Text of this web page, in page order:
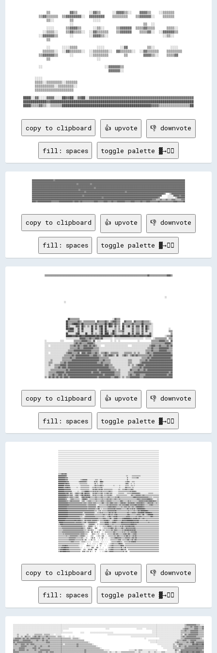
            ▒▒          ▓▓▒▒      ░░▓▓▒▒      ░░▓▓▓▓▒▒░░    ▓▓▓▓▒▒    ░░▒▒▒▒▒▒
        ▒▒▓▓▒▒▒▒▒▒  ▒▒▓▓▓▓▓▓▓▓░░  ▓▓▓▓▓▓▓▓    ▒▒▒▒▒▒▒▒    ▒▒▓▓▓▓▓▓░░    ▒▒▒▒▒▒
            ▒▒░░        ▒▒          ░░░░
                        ░░                                    ▒▒  ░░
            ░░░░      ▒▒▓▓▓▓▒▒      ░░▒▒░░      ▒▒▓▓▓▓▓▓  ▒▒▒▒▓▓▒▒▒▒      ▒▒▒▒░░
          ░░▒▒▒▒░░    ▒▒▓▓▒▒▒▒░░  ░░▓▓▒▒▒▒▒▒    ▒▒▓▓▓▓▓▓    ▒▒▒▒▓▓░░  ░░▓▓▓▓▓▓▒▒
        ░░▓▓▓▓▓▓▒▒      ░░        ░░▓▓▓▓▒▒░░                            ░░▒▒░░
            ▒▒
            ░░      ░░░░▒▒▒▒          ░░░░        ░░▓▓          ▒▒░░        ░░░░
          ▒▒▒▒▒▒░░  ░░▓▓▒▒▒▒▒▒░░  ░░▒▒▒▒▒▒▒▒░░  ▓▓▒▒▒▒▒▒░░  ░░▓▓▒▒▒▒▒▒    ▒▒▒▒▒▒▒▒
        ▒▒▓▓▓▓▓▓▒▒      ░░        ░░▒▒▒▒▒▒▒▒        ▒▒        ▓▓▓▓▒▒░░    ▒▒▒▒▓▓
            ▒▒                        ░░
        ░░                                ░░▓▓▓▓▓▓▒▒
                                            ▓▓▓▓▓▓░░
      ░░░░
      ▒▒▒▒░░▒▒▒▒▒▒▒▒░░▒▒▒▒▒▒
      ▒▒▒▒▒▒▒▒▒▒░░▒▒▒▒▒▒▒▒░░
      ▒▒▒▒▒▒▒▒▒▒▒▒▒▒▒▒▒▒▒▒
████░░▓▓░░░░▓▓▓▓░░░░██▓▓██░░▓▓██░░▓▓▓▓▓▓▓▓▓▓▓▓▓▓▓▓▓▓▓▓▓▓▓▓▓▓▓▓▓▓▓▓▓▓▓▓▓▓▓▓▓▓▓▓▓▓▓▓▓▓▓▓▓▓
████████████▓▓██████████████████████████████████████████████████████████████████████████
copy to clipboard 👍 upvote 👎 downvote
fill: spaces toggle palette ▓→✊🏽
██████████████████████▓▓██████████████████████████████████████████████████████████████████████████████████████████████████████████████████████████████████████
██████████████████████████████████████████████████████████████████████████████████████████████████████████████████████████████████████████████████████████████
██████████████████████████████████████████████▓▓████████████▓▓████████████████████████████████████████████████████████████████████████████████████████████████
██████████████████████████████████████████████████████████████████████████████████████████████████████████████████████████████████████████████████████████████
████████████████████████████████████████████████████████████████▓▓████████████████████████████████████████████████████████████████████████████████████████████
████████████████████████████████████████████████▓▓████████████████████████████████████████████████████████████████████████████████████████████████████████████
██████████████████████████████████████████████████████▓▓████████████████████████████████████████▓▓████████████████████████████████████████████████████████████
████████████████████████████████████████████████████████████████████████████████████████████████████████████████████████████████████████▓▓    ▒▒██████████████
████████████████████████████████████████████████████▓▓████████████████████████████████████████████████████████████████████████████████      ░░░░░░██████▓▓████
████████████████████████████████████████████████████████████████████████▓▓████████████████████████████████████████████████████████▓▓        ░░░░░░  ▒▒████████
████████████████████████████████████████████████████████████████████████████████████████████████████████████████████████████▓▓▓▓▒▒▒▒▓▓▒▒▒▒▓▓▒▒▒▒▓▓▓▓▒▒▒▒▒▒▓▓▓▓
copy to clipboard 👍 upvote 👎 downvote
fill: spaces toggle palette ▓→✊🏽
▒▒▒▒▒▒▒▒▒▒▒▒▒▒▒▒▒▒▒▒▒▒▒▒▒▒▒▒▒▒▒▒▒▒▒▒▒▒▒▒▒▒▒▒▒▒▒▒▒▒▒▒▒▒▒▒▒▒▒▒▒▒▒▒▒▒▒▒▒▒▒▒▒▒▒▒▒▒▒▒▒▒▒▒▒▒▒▒▒▒▒▒▒▒▒▒▒▒▒▒▒▒▒▒▒▒▓▓▒▒▒▒▒▒▒▒▒▒▒▒▒▒▒▒▒▒▓▓▓▓▒▒
                        ██▒▒▒▒▒▒▒▒▒▒                                  ░░▓▓▒▒▒▒
                      ██▒▒▒▒▒▒▒▒▒▒▓▓▒▒░░▒▒▒▒▒▒▒▒▒▒▒▒  ▓▓▒▒▒▒▒▒▓▓▒▒░░▒▒▓▓▓▓▒▒▒▒    ▓▓▒▒▒▒▒▒  ▓▓▒▒▒▒▒▒▓▓▒▒▒▒▒▒░░
                      ██▒▒▒▒▓▓████▓▓▒▒██▒▒▒▒▒▒▒▒▒▒▒▒▓▓▒▒▒▒▒▒▒▒██▒▒██▓▓▒▒▓▓▒▒▒▒  ▓▓▒▒▒▒▒▒▒▒▓▓▒▒▒▒▒▒▒▒██▒▒▒▒▒▒▒▒░░
                      ██▒▒░░░░░░▓▓▓▓░░██▒▒░░▒▒░░██░░▓▓░░▓▓██░░██░░██▓▓░░▓▓░░▒▒  ██░░▒▒██░░▓▓░░▓▓▓▓░░██░░██▒▒░░░░
                      ██▓▓████░░░░▓▓░░██░░░░░░░░██░░▓▓░░▒▒██░░██░░░░░░░░▒▒░░▒▒  ██░░░░░░░░▓▓░░▒▒▒▒░░▓▓░░██▒▒░░░░                ░░
                      ░░▓▓▓▓▓▓░░░░▓▓░░▓▓░░░░░░░░██░░░░░░▒▒██░░██▒▒░░░░██▒▒░░▒▒▒▒▓▓░░░░░░░░▓▓░░▒▒▒▒░░▓▓░░▓▓░░░░░░                ▒▒▒▒
                      ██░░░░░░░░▓▓██░░░░░░██░░░░▓▓░░▒▒░░▒▒██░░████░░▒▒██▒▒░░░░░░▒▒░░░░██░░▓▓░░▓▓▓▓░░▓▓░░░░░░▓▓░░                  ▒▒
                      ██████▓▓▓▓██▓▓██▓▓▓▓██████████▓▓██▓▓██████████▓▓▒▒██▓▓▓▓██████████▓▓▓▓██▓▓▓▓████▓▓▓▓████░░            ░░▒▒▒▒▓▓
                      ░░░░░░░░░░░░░░▓▓▓▓▓▓▒▒▒▒▓▓▒▒▒▒▓▓▓▓▒▒▓▓░░░░░░░░░░  ░░░░░░░░░░░░░░░░░░░░░░░░░░░░░░  ░░░░░░  ░░▒▒▒▒▒▒▒▒▒▒▒▒  ▒▒▒▒
░░              ░░░░          ▒▒▒▒▒▒▒▒▓▓▓▓▓▓▒▒▒▒░░▓▓  ░░░░          ░░  ░░  ░░                  ░░            ▒▒▒▒▒▒▒▒▓▓▓▓▓▓▒▒▒▒  ▓▓
░░░░░░░░░░░░░░░░░░░░░░░░░░░░░░▒▒▓▓▒▒▓▓▒▒▒▒▒▒▓▓▓▓▓▓▒▒░░░░░░░░░░░░░░░░░░░░░░░░░░░░░░░░░░░░░░░░░░░░░░░░░░░░░░░░░░▒▒▒▒▒▒▒▒▒▒▒▒▒▒▓▓▓▓▓▓▒▒
░░░░  ░░░░░░░░░░░░░░░░░░░░▒▒▒▒▓▓▒▒▓▓▒▒▒▒▓▓▓▓▒▒▓▓▒▒▓▓▒▒░░░░    ░░░░░░░░░░░░░░░░░░░░░░░░    ░░░░░░░░░░░░░░░░░░▒▒▓▓▓▓▒▒▒▒▓▓▒▒▒▒▒▒▓▓▒▒▓▓
░░░░░░░░░░░░░░░░░░░░░░░░░░▒▒▒▒▒▒▒▒▓▓▒▒▒▒▓▓▓▓▓▓▓▓▓▓▒▒▒▒▒▒░░░░░░░░░░░░░░░░░░░░░░░░░░░░░░░░░░░░░░░░░░░░░░░░░░▒▒▒▒▓▓▒▒▒▒▒▒▓▓▓▓▓▓▓▓▓▓▒▒▒▒
░░░░░░░░░░░░░░░░░░░░░░░░▒▒▒▒▒▒▓▓▓▓▓▓▓▓▓▓▓▓▓▓▓▓▓▓▒▒▒▒▒▒▒▒░░░░░░░░░░░░░░░░░░░░░░░░░░░░░░░░░░░░░░░░░░░░░░░░▒▒▒▒▒▒▓▓▒▒▒▒▒▒▓▓▓▓▓▓▓▓▒▒▒▒▒▒
░░░░  ░░░░░░░░░░░░░░░░▒▒▓▓▓▓▒▒▒▒▒▒▓▓░░▓▓▓▓▒▒▓▓▓▓▒▒▒▒▓▓▒▒░░▒▒▒▒▓▓▒▒░░▒▒▒▒▒▒▒▒░░░░░░▒▒▒▒▒▒▒▒░░▒▒░░▒▒░░░░░░▒▒▓▓▒▒▒▒▓▓▓▓▓▓▓▓▓▓▓▓▓▓▓▓▓▓▒▒
░░░░░░░░░░░░░░░░░░░░▒▒▒▒▒▒▒▒▓▓▒▒▓▓▓▓▓▓▓▓▓▓▓▓▓▓▒▒▒▒▓▓▓▓▒▒▒▒░░▒▒▓▓▒▒▓▓▓▓▒▒░░▓▓░░░░▒▒▓▓▒▒░░▒▒▓▓▒▒▓▓▒▒▒▒▒▒▒▒▒▒▒▒▓▓▒▒▓▓▓▓▓▓▓▓▓▓▓▓▓▓▓▓▓▓▓▓
░░░░░░░░░░░░░░░░░░▒▒▒▒▒▒▒▒▓▓▒▒▒▒▓▓▓▓▓▓▓▓▓▓▓▓▓▓▓▓▓▓▓▓▓▓▓▓▒▒▒▒▒▒▒▒▒▒░░░░░░░░░░░░░░░░░░░░░░░░░░░░░░░░░░▒▒▒▒▒▒▓▓▒▒▓▓▓▓▓▓▓▓▓▓▓▓▓▓▓▓▓▓▓▓▒▒
░░░░░░▒▒░░░░░░░░░░▒▒▒▒▒▒▒▒▒▒▓▓▓▓▓▓▓▓▓▓▓▓▓▓▓▓▓▓▓▓▓▓▓▓▓▓▓▓▒▒▒▒▓▓▒▒▒▒▒▒░░░░░░░░░░░░░░░░░░▒▒▒▒░░░░░░░░▒▒▒▒▒▒▓▓▒▒▓▓▓▓▓▓▓▓▓▓▓▓▓▓▓▓▓▓▓▓▓▓▓▓
░░░░▒▒▒▒░░░░░░░░▒▒▒▒▓▓▒▒▓▓▓▓▓▓▓▓▓▓▓▓▓▓▓▓▓▓▓▓▓▓▓▓▓▓▓▓▓▓▒▒▒▒▓▓▒▒▒▒▒▒▒▒░░░░░░░░░░░░░░░░░░▒▒▒▒░░░░░░░░▒▒▓▓▓▓▓▓▓▓▓▓▓▓▓▓▓▓▓▓▓▓▓▓▓▓▓▓▓▓▓▓▓▓
░░░░▒▒░░░░▒▒▒▒▒▒▓▓▓▓▓▓▒▒▓▓▓▓▓▓▓▓▓▓▓▓▓▓▓▓▓▓▓▓▓▓▓▓▓▓▓▓▓▓▓▓▓▓▓▓▒▒▓▓▓▓▒▒▒▒░░░░░░░░░░░░░░░░▒▒░░▒▒░░▒▒▓▓▓▓▓▓▒▒▓▓▓▓▓▓▓▓▓▓▓▓▓▓▓▓▓▓▓▓▓▓▓▓▓▓▓▓
░░░░░░░░░░▒▒▒▒▓▓▒▒▓▓▓▓▒▒▓▓▓▓▓▓▓▓▓▓▓▓▓▓▓▓▓▓▓▓▓▓▓▓▓▓▓▓▓▓▓▓▓▓▓▓▓▓▓▓▓▓▒▒▒▒▒▒░░░░░░░░░░░░░░░░░░▒▒▒▒▒▒▒▒▓▓▒▒▓▓▓▓▓▓▓▓▓▓▓▓▓▓▓▓▓▓▓▓▓▓▓▓▓▓▓▓▓▓
░░░░░░▒▒▒▒▒▒▒▒▒▒▒▒▒▒▒▒▓▓▒▒▓▓▓▓▓▓▓▓▓▓▓▓▓▓▓▓▓▓▓▓▓▓▓▓▓▓▓▓▒▒▓▓▓▓▓▓▓▓▓▓▓▓▒▒▒▒▒▒░░▒▒░░░░░░░░░░▓▓▒▒▒▒▒▒▓▓▒▒▒▒▓▓▒▒▓▓▓▓▓▓▓▓▓▓▓▓▓▓▓▓▓▓▓▓▓▓▓▓▓▓
░░░░▒▒▒▒▒▒▒▒▓▓▓▓▓▓▓▓▒▒▓▓▓▓▓▓▓▓▓▓▓▓▓▓▓▓▓▓▓▓▓▓▓▓▓▓▒▒▓▓▓▓▓▓▒▒▓▓▓▓▓▓▓▓▓▓▓▓▓▓▒▒▒▒▒▒░░░░░░░░▒▒▒▒▒▒▓▓▓▓▓▓▓▓▓▓▓▓▓▓▓▓▓▓▓▓▓▓▓▓▓▓▓▓▓▓▓▓▓▓▓▓▒▒▓▓
░░░░▒▒▒▒▓▓▒▒▒▒▓▓▓▓▒▒▓▓▒▒▓▓▓▓▓▓▓▓▓▓▓▓▓▓▓▓▓▓▓▓▓▓▓▓▓▓▓▓▓▓▓▓▓▓▓▓▒▒▓▓▓▓▓▓▓▓▓▓▒▒▒▒▒▒░░░░░░░░▒▒▓▓▒▒▒▒▓▓▓▓▒▒▒▒▒▒▓▓▓▓▓▓▓▓▓▓▓▓▓▓▓▓▓▓▓▓▓▓▒▒▓▓▓▓
copy to clipboard 👍 upvote 👎 downvote
fill: spaces toggle palette ▓→✊🏽
░░░░░░░░░░░░░░░░░░░░░░░░░░░░░░░░░░░░░░░░░░░░░░░░░░░░░░░░░░░░░░░░░░░░░░░░░░░░░░░░░░░░░░░░░░░░░░░░░░░░░░░░░░░░░░░░░░░░░░░░░░░░░░░░░░░░░░░░░░░░░░░░░░░░░░░░░░░░░░░░░░░░░░░░░░░░░░░░░░░░░░░░░░░░░░░░░░░░░░░░░░░░░░░░
░░░░░░░░░░░░░░░░░░░░░░░░░░░░░░░░░░░░░░░░░░░░░░░░░░░░░░░░░░░░░░░░░░░░░░░░░░░░░░░░░░░░░░░░░░░░░░░░░░░░░░░░░░░░░░░░░░░░░░░░░░░░░░░░░░░░░░░░░░░░░░░░░░░░░░░░░░░░░░░░░░░░░░░░░░░░░░░░░░░░░░░░░░░░░░░░░░░░░░░░░░░░░░░░
░░░░░░░░░░░░░░░░░░░░░░░░░░░░░░░░░░░░░░░░░░░░░░░░░░░░░░░░░░░░░░░░░░░░░░░░░░░░░░░░░░░░░░░░░░░░░░░░░░░░░░░░░░░░░░░░░░░░░░░░░░░░░░░░░░░░░░░░░░░░░░░░░░░░░░░░░░░░░░░░░░░░░░░░░░░░░░░░░░░░░░░░░░░░░░░░░░░░░░░░░░░░░░░░
░░░░░░░░░░░░░░░░░░░░░░░░░░░░░░░░░░░░░░░░░░░░░░░░░░░░░░░░░░░░░░░░░░░░░░░░░░░░░░░░░░░░░░░░░░░░░░░░░░░░░░░░░░░░░░░░░░░░░░░░░░░░░░░░░░░░░░░░░░░░░░░░░░░░░░░░░░░░░░░░░░░░░░░░░░░░░░░░░░░░░░░░░░░░░░░░░░░░░░░░░░░░░░░░
░░░░░░░░░░░░░░░░░░░░░░░░░░░░░░░░░░░░░░░░░░░░░░░░░░░░░░░░░░░░░░░░░░░░░░░░░░░░░░░░░░░░░░░░░░░░░░░░░░░░░░░░░░░░░░░░░░░░░░░░░░░░░░░░░░░░░░░░░░░░░░░░░░░░░░░░░░░░░░░░░░░░░░░░░░░░░░░░░░░░░░░░░░░░░░░░░░░░░░░░░░░░░░░░
░░░░░░░░░░░░░░░░░░░░░░░░░░░░░░░░░░░░░░░░░░░░░░░░░░░░░░░░░░░░░░░░░░░░░░░░░░░░░░░░░░░░░░░░░░░░░░░░░░░░░░░░░░░░░░░░░░░░░░░░░░░░░░░░░░░░░░░░░░░░░░░░░░░░░░░░░░░░░░░░░░░░░░░░░░░░░░░░░░░░░░░░░░░░░░░░░░░░░░░░░░░░░░░░
░░░░░░░░░░░░░░░░░░░░░░░░░░░░░░░░░░░░░░░░░░░░░░░░░░░░░░░░░░░░░░░░░░░░░░░░░░░░░░░░░░░░░░░░░░░░░░░░░░░░░░░░░░░░░░░░░░░░░░░░░░░░░░░░░░░░░░░░░░░░░░░░░░░░░░░░░░░░░░░░░░░░░░░░░░░░░░░░░░░░░░░░░░░░░░░░░░░░░░░░░░░░░░░░
░░░░░░░░░░░░░░░░░░░░░░░░░░░░░░░░░░░░░░░░░░░░░░░░░░░░░░░░░░░░░░░░░░░░░░░░░░░░░░░░░░░░░░░░░░░░░░░░░░░░░░░░░░░░░░░░░░░░░░░░░░░░░░░░░░░░░░░░░░░░░░░░░░░░░░░░░░░░░░░░░░░░░░░░░░░░░░░░░░░░░░░░░░░░░░░░░░░░░░░░░░░░░░░░
░░░░░░░░░░░░░░░░░░░░░░░░░░░░░░░░░░░░░░░░░░░░░░░░░░░░░░░░░░░░░░░░░░░░░░░░░░░░░░░░░░░░░░░░░░░░░░░░░░░░░░░░░░░░░░░░░░░░░░░░░░░░░░░░░░░░░░░░░░░░░░░░░░░░░░░░░░░░░░░░░░░░░░░░░░░░░░░░░░░░░░░░░░░░░░░░░░░░░░░░░░░░░░░░
░░░░░░░░░░░░░░░░░░░░░░░░░░░░░░░░░░░░░░░░░░░░░░░░░░░░░░░░░░░░░░░░░░░░░░░░░░░░░░░░░░░░░░░░░░░░░░░░░░░░░░░░░░░░░░░░░░░░░░░░░░░░░░░░░░░░░░░░░░░░░░░░░░░░░░░░░░░░░░░░░░░░░░░░░░░░░░░░░░░░░░░░░░░░░░░░░░░░░░░░░░░░░░░░
░░░░░░░░░░░░░░░░░░░░░░░░░░░░░░░░░░░░░░░░░░░░░░░░░░░░░░░░░░░░░░░░░░░░░░░░░░░░░░░░░░░░░░░░░░░░░░░░░░░░░░░░░░░░░░░░░░░░░░░░░░░░░░░░░░░░░░░░░░░░░░░░░░░░░░░░░░░░░░░░░░░░░░░░░░░░░░░░░░░░░░░░░░░░░░░░░░░░░░░░░░░░░░░░
░░░░░░░░░░░░░░░░░░░░░░░░░░░░░░░░░░░░░░░░░░░░░░░░░░░░░░░░░░░░░░░░░░░░░░░░░░░░░░░░░░░░░░░░░░░░░░░░░░░░░░░░░░░░░░░░░░░░░░░░░░░░░░░░░░░░░░░░░░░░░░░░░░░░░░░░░░░░░░░░░░░░░░░░░░░░░░░░░░░░░░░░░░░░░░░░░░░░░░░░░░░░░░░░
▒▒▒▒▒▒▓▓██▓▓▓▓██▓▓░░░░░░░░░░░░░░░░░░░░░░░░░░░░░░░░░░░░░░░░░░░░░░░░░░░░░░░░░░░░░░░░░░░░░░░░░░░░░░░░░░░░░░░░░░░░░░░░░░░░░░░░░░░░░░░░░░░░░░░░░░░░░░░░░░░░░░░░░░░░░░░░░░░░░░░░░░░░░░░░░░░░░░░░░░░░░░░░░░░░░░░░░░░░░░
████████████████▓▓░░░░░░░░░░░░░░░░░░░░░░░░░░░░░░░░░░░░░░░░░░░░░░░░░░░░░░░░░░░░░░░░░░░░░░░░░░░░░░░░░░░░░░░░░░░░░░░░░░░░░░░░░░░░░░░░░░░░░░░░░░▒▒▒▒░░░░░░░░▒▒▒▒▒▒▒▒▒▒▒▒▒▒▒▒▒▒░░░░░░░░░░░░░░░░░░░░░░░░░░░░░░░░░░░░░░
██████████████▓▓▓▓▓▓░░░░░░░░░░░░░░░░░░░░░░░░░░░░░░░░░░░░░░░░░░░░░░░░░░░░░░░░░░░░░░░░░░░░░░░░░░░░░░░░░░░░░░░░░░░░░░░░░░░░░░░░░░░░░░░░░░░░░░░░░░▓▓░░░░░░░░▒▒▒▒▒▒▒▒▒▒▓▓▓▓░░░░░░░░░░░░░░░░░░░░░░░░░░░░░░░░░░░░░░░░░░
██████████████▓▓▓▓▓▓░░░░░░░░░░░░░░░░░░░░░░░░░░▒▒▒▒▓▓▓▓▓▓▓▓▓▓░░░░░░░░░░░░░░░░▒▒▒▒▒▒░░░░▒▒▒▒░░░░░░░░░░░░░░░░░░░░░░░░░░░░░░░░░░░░░░░░░░░░░░░░░░░░▓▓░░░░░░░░░░░░░░░░░░░░░░░░░░░░░░░░░░░░░░░░░░░░░░░░░░░░░░░░░░░░░░░░
████████████████▓▓▓▓▓▓░░░░░░░░░░░░░░░░░░░░▒▒▓▓▓▓▓▓▓▓▓▓▓▓▓▓▒▒░░░░░░░░░░░░░░▓▓▒▒▓▓▒▒░░░░██████▒▒░░░░░░░░░░░░░░░░░░░░░░░░░░░░░░░░░░░░░░░░░░░░▒▒▒▒▓▓▓▓▒▒░░░░▒▒▒▒▒▒░░░░░░░░░░░░░░░░░░░░░░░░░░░░░░░░░░░░░░░░░░░░░░░░░░
████████████▓▓▓▓██▓▓▓▓▒▒░░░░░░░░░░░░░░░░░░░░▒▒▒▒▒▒▒▒▒▒▒▒▒▒▒▒░░░░░░░░░░░░░░▒▒▓▓░░▒▒░░░░▒▒▒▒▒▒░░░░░░░░░░░░░░░░░░░░░░░░░░░░░░░░░░░░░░░░░░░░░░▒▒▓▓▓▓▒▒░░░░▒▒░░░░▒▒░░░░░░░░░░░░░░░░░░░░░░░░░░░░░░░░░░░░░░░░░░░░░░░░░░
████████████▒▒▓▓▓▓▓▓▓▓▓▓░░░░░░░░░░░░░░░░░░░░░░▒▒▒▒▒▒▒▒▒▒▒▒▒▒▒▒▒▒░░░░░░░░░░▒▒▓▓▒▒▒▒▒▒▒▒▓▓▓▓▒▒▒▒░░░░░░░░░░░░░░░░░░░░▒▒░░░░░░░░░░▒▒░░░░░░░░░░▒▒▒▒▒▒▒▒░░░░▒▒▒▒░░▒▒░░░░░░░░░░░░░░░░░░░░░░░░░░░░░░░░░░░░░░░░░░░░░░░░░░
██████████▓▓▒▒▓▓▓▓██▓▓▓▓▒▒░░░░░░░░░░░░▒▒░░░░░░▒▒▒▒▒▒▒▒▒▒▒▒▒▒▒▒▒▒░░░░░░▒▒▒▒▒▒▓▓▒▒▒▒▒▒▒▒▒▒▓▓▒▒░░░░░░░░░░░░░░░░░░░░░░░░░░░░░░░░░░▒▒░░░░░░░░░░▓▓▓▓▒▒▒▒▒▒▒▒░░▒▒▒▒░░░░░░░░░░░░░░░░░░░░░░░░░░░░░░░░░░░░░░░░░░░░░░░░░░░░
████████████▓▓▓▓▓▓▓▓▓▓▓▓▓▓░░░░░░░░░░░░░░░░░░░░▒▒▒▒▒▒▒▒▒▒▒▒▒▒▒▒▒▒░░░░░░▒▒▓▓▒▒▓▓▓▓▒▒▒▒▓▓▒▒▓▓▓▓░░▒▒▒▒▒▒▒▒▒▒▒▒▒▒▒▒▒▒░░░░░░░░░░░░▒▒▒▒░░░░▒▒▒▒▒▒▓▓▓▓▒▒▒▒▒▒▒▒▓▓▓▓▒▒░░░░░░░░░░░░░░░░░░░░░░░░░░░░░░░░░░░░░░░░░░░░░░░░░░░░
████████████▓▓▓▓▓▓▓▓▓▓▓▓▓▓▓▓░░░░░░░░░░░░▒▒░░░░░░▒▒▒▒▒▒▓▓██████▓▓▒▒▒▒▒▒▒▒▓▓▒▒▓▓▒▒▓▓▒▒▒▒▒▒▓▓▒▒▒▒▒▒▒▒▒▒▒▒▒▒▓▓▓▓▒▒▒▒░░░░░░░░░░░░▒▒▒▒▒▒▒▒▒▒▒▒▒▒▒▒▒▒▒▒▒▒▒▒▓▓▒▒▓▓▓▓▓▓▓▓▒▒░░░░░░░░░░░░░░░░░░░░░░░░░░░░░░░░░░░░░░░░░░░░░░
██████████████▓▓▓▓██▓▓░░▓▓▓▓▒▒░░░░▒▒▓▓▓▓▓▓▒▒▒▒▒▒████░░████▓▓▓▓▓▓▒▒░░░░▒▒▓▓▒▒▓▓▓▓▒▒▒▒▒▒▒▒▓▓▓▓░░▒▒▒▒▒▒▓▓▓▓▒▒▒▒▓▓▒▒░░░░░░░░░░░░▒▒▒▒▒▒▒▒▒▒▒▒░░░░░░▒▒▒▒▒▒▒▒▒▒▓▓▓▓▓▓▓▓▓▓▓▓▓▓▓▓▒▒░░░░░░░░░░░░░░░░▒▒▒▒▒▒▒▒▒▒░░░░░░░░░░░░
████████████████▓▓▓▓▓▓▒▒▓▓▓▓▓▓░░░░▒▒▓▓▓▓▓▓░░▒▒▒▒████▒▒████▓▓██▓▓▓▓░░░░▒▒▓▓▒▒▓▓▒▒▒▒▒▒▒▒▒▒▓▓▓▓░░▒▒▒▒▒▒▒▒▓▓▒▒▓▓▓▓▒▒░░░░░░░░▒▒▒▒▒▒▒▒▒▒▒▒▒▒▒▒▒▒▒▒▒▒░░░░░░░░▓▓▓▓▒▒▒▒▒▒▓▓▓▓▓▓▓▓▓▓▒▒▒▒▓▓▓▓▒▒▒▒▒▒▒▒▒▒▒▒▒▒▒▒▒▒▒▒▒▒▒▒▒▒▒▒▒▒
████████████████▓▓▓▓▒▒▒▒▓▓▓▓▓▓▒▒▒▒▒▒▓▓▓▓▓▓░░░░░░▓▓████▓▓▓▓██▓▓████▒▒▒▒▒▒▒▒▒▒▓▓▓▓▒▒▒▒▒▒▒▒▓▓▓▓▒▒▒▒▒▒▒▒▒▒▓▓▓▓▒▒▒▒▒▒▒▒▒▒▒▒▓▓▒▒▓▓██▒▒▒▒▒▒▒▒▒▒▒▒▒▒▒▒▒▒▒▒▒▒▒▒▒▒▒▒▓▓████▓▓▓▓▓▓▓▓▓▓▓▓▓▓▓▓▓▓▓▓▓▓▓▓▓▓▒▒▒▒▒▒▒▒░░▒▒▒▒▒▒▒▒▒▒▒▒
██████████████▓▓▓▓░░░░░░▒▒▓▓▓▓▓▓▒▒▒▒▒▒▒▒▒▒▒▒░░░░▒▒████████▓▓▒▒░░▒▒▒▒▒▒▒▒▒▒▒▒▓▓▓▓▒▒▒▒▒▒▒▒▒▒▓▓▒▒▒▒▒▒▒▒▓▓▓▓▒▒▓▓▓▓▒▒▒▒▒▒▓▓▓▓▒▒▒▒▒▒▓▓▒▒▒▒▒▒▒▒▒▒▒▒▒▒▒▒▒▒▒▒▒▒▒▒▒▒▒▒▒▒▒▒▒▒▓▓██▓▓▓▓▒▒▓▓▓▓▓▓▓▓▓▓▓▓██████▓▓▓▓▒▒░░░░░░░░▒▒▒▒
████████████████▓▓▓▓▒▒▒▒▓▓██▓▓▓▓▓▓▓▓▓▓▓▓▓▓▓▓░░░░▒▒▓▓▓▓▒▒░░▒▒▒▒▓▓▓▓▓▓▒▒▒▒▒▒▒▒▒▒▓▓▒▒▒▒▒▒▒▒▓▓▓▓▓▓▒▒▒▒▒▒▓▓▓▓▓▓▓▓▓▓▒▒▒▒▒▒▒▒▒▒▒▒▒▒▒▒▒▒████▓▓▒▒▒▒▒▒▒▒▒▒██▒▒▓▓▒▒▒▒▒▒▒▒▒▒▒▒▒▒▒▒▓▓██▓▓██▓▓▓▓▓▓▓▓██▓▓▓▓██████▓▓██▓▓▓▓▒▒▒▒▒▒
████████████████████▓▓▓▓▓▓▓▓▓▓▓▓▓▓▓▓▓▓▓▓▓▓▓▓▓▓▓▓▓▓▒▒▓▓▓▓▓▓▒▒▒▒▓▓▓▓▓▓▓▓▒▒▓▓▓▓▓▓▒▒▒▒▒▒▒▒▒▒▒▒████▒▒▒▒▒▒▓▓▓▓▒▒▓▓████▓▓▒▒▓▓▓▓▓▓▒▒▒▒▒▒▓▓████▓▓██▓▓▒▒▒▒██▓▓▓▓██▓▓██▓▓▒▒▒▒██▓▓██▓▓████▓▓▓▓▒▒▒▒▒▒▓▓██▓▓▓▓▓▓██▒▒▒▒▒▒▓▓▒▒▒▒
██████████████████████▓▓▓▓▓▓▓▓▓▓▓▓▓▓▓▓▓▓▓▓▓▓▓▓▓▓▓▓▓▓▓▓▓▓▓▓▒▒▒▒▓▓▓▓▓▓▓▓▓▓▓▓▓▓▓▓░░░░░░▒▒▒▒▒▒▒▒▒▒▒▒▒▒▒▒▓▓▓▓▒▒██▓▓▓▓▓▓▓▓▓▓▓▓▓▓▒▒▒▒▓▓▓▓▒▒▓▓▓▓▓▓▓▓██████▒▒▓▓▓▓▓▓▓▓▓▓████▓▓▓▓██▓▓████▓▓▓▓▒▒▒▒▒▒▒▒▒▒▓▓▓▓██▓▓▒▒▒▒▒▒▒▒▒▒▒▒
██████████████████▓▓▓▓▓▓▓▓▓▓▓▓▓▓▓▓▓▓▓▓▓▓▓▓▓▓▓▓▓▓▓▓▓▓▓▓▓▓▓▓▓▓▒▒▓▓▓▓▓▓▓▓▓▓▓▓▓▓▓▓░░▒▒██▓▓▒▒▒▒▒▒▒▒▒▒▒▒▒▒▒▒▓▓▓▓██▓▓▓▓▓▓██▓▓▓▓▒▒▒▒▒▒▒▒▒▒▓▓▒▒▒▒▓▓▓▓▓▓▒▒▓▓▓▓▒▒▒▒▓▓▓▓▒▒▒▒▓▓████████████▓▓▓▓▒▒▒▒▒▒▒▒▒▒▒▒▒▒▒▒▒▒▒▒▒▒▒▒▒▒▒▒▒▒
██████████████████▓▓▓▓▓▓▓▓▓▓▓▓▓▓▓▓▓▓▓▓▓▓▓▓▓▓▓▓▓▓▓▓▓▓▓▓▓▓▓▓▓▓▒▒▓▓▓▓▓▓▓▓▓▓▓▓▓▓▒▒▒▒▒▒██▓▓░░▒▒░░▒▒▒▒▒▒▒▒▒▒▓▓▓▓▓▓▓▓▓▓▓▓▓▓██▒▒▓▓▓▓▓▓▓▓▓▓▒▒▒▒▒▒▒▒▒▒▒▒██▓▓▒▒▓▓▒▒██▒▒██▒▒▒▒▓▓██████████████▓▓▒▒▒▒▒▒▒▒▒▒▒▒▒▒▒▒▒▒▒▒▒▒▒▒▒▒▒▒
████████████████████▓▓▓▓▓▓▓▓▓▓▓▓▓▓▓▓▓▓▓▓▓▓▓▓▓▓▓▓▓▓▓▓▓▓▓▓▓▓▓▓▓▓▓▓▓▓▓▓▓▓▓▓▓▓▒▒▒▒▒▒░░▒▒▒▒▓▓░░▒▒▒▒▒▒▒▒▒▒▒▒▓▓▓▓▓▓▓▓▓▓▓▓▓▓▓▓██▒▒▒▒▒▒▒▒▒▒▒▒▒▒▒▒▒▒▒▒▒▒▒▒▓▓▒▒▒▒▒▒▒▒▒▒▓▓▒▒▒▒▒▒▓▓██▒▒██████████████▓▓▒▒▒▒▒▒▒▒▒▒▒▒▒▒▒▒▒▒▒▒▒▒
████████████████████▓▓▓▓▓▓▓▓▓▓▓▓▓▓▓▓▓▓▓▓▓▓▓▓▓▓▓▓▓▓▒▒░░▓▓▓▓▓▓▓▓▓▓▓▓▓▓▓▓▓▓▓▓▒▒░░░░▒▒▒▒▒▒▓▓▒▒▓▓▒▒▒▒▒▒▒▒▒▒▒▒▓▓██▒▒▓▓▓▓▒▒▓▓██▒▒▒▒▒▒▒▒▒▒▒▒▒▒▒▒▒▒▒▒▒▒▓▓▓▓▒▒▒▒▒▒▓▓▓▓▓▓▓▓▒▒▒▒▓▓██▓▓████████▒▒██████████▓▓▓▓▒▒▒▒▒▒▒▒▒▒▒▒▒▒
████████████████████▓▓▓▓▓▓▓▓▓▓▓▓▓▓▓▓▓▓▓▓▓▓▓▓▓▓▓▓▓▓▒▒▒▒░░▓▓▓▓▓▓▓▓▓▓▓▓▓▓▓▓▓▓▒▒▒▒▒▒▒▒▒▒▒▒▒▒▒▒▒▒▓▓▓▓▒▒▒▒▒▒▒▒██▓▓▒▒▓▓▒▒▒▒▓▓▓▓██▒▒▒▒▒▒▒▒▒▒▒▒▒▒▒▒▒▒▒▒▓▓██▓▓▒▒▒▒▒▒▒▒▒▒▒▒▒▒▓▓▓▓▓▓▓▓▒▒▒▒████░░▒▒▒▒▓▓██████████▒▒▒▒▒▒▒▒▒▒▒▒
████████████████████▓▓▓▓▓▓▓▓▓▓▓▓▓▓▓▓▓▓▓▓▓▓▓▓▒▒▒▒▒▒░░░░▒▒▓▓▓▓▓▓▓▓▓▓▓▓▓▓▓▓▓▓▓▓▒▒▒▒▒▒▒▒▒▒▒▒▒▒▒▒▓▓▒▒▒▒░░▒▒▒▒▓▓██▒▒▒▒▒▒▓▓▓▓▓▓██▒▒▒▒▒▒▒▒▒▒▒▒▒▒▒▒▒▒▓▓▓▓▓▓▓▓▒▒▒▒▒▒▒▒▒▒▒▒▓▓▒▒▒▒▓▓▓▓▓▓▒▒▒▒▒▒▒▒▒▒▒▒▒▒▒▒▒▒▓▓██▓▓▒▒▒▒▒▒▒▒▒▒▒▒
████████████████▓▓▓▓▓▓▓▓▓▓▓▓▓▓▓▓▓▓▓▓▓▓▓▓▓▓▓▓▓▓▒▒▒▒▒▒▒▒▓▓▓▓▓▓▓▓▓▓▓▓▓▓▓▓▓▓▓▓▓▓▓▓▓▓▓▓▒▒▒▒▒▒▒▒▒▒▓▓▓▓▓▓▒▒▒▒▒▒▒▒▓▓██░░▒▒▒▒██▓▓██▒▒▒▒▒▒▒▒▒▒▓▓▓▓████████████▓▓▓▓▒▒▓▓▓▓▓▓██▓▓▒▒██▒▒▒▒▒▒▓▓▓▓▒▒▒▒▒▒▒▒▒▒▒▒▒▒▒▒▒▒▒▒▒▒▒▒▒▒▒▒▒▒
██████████████▓▓▓▓▓▓▓▓▓▓▓▓▓▓▓▓▓▓▓▓██▓▓▓▓▓▓██▓▓▓▓▒▒▒▒░░▓▓▓▓▒▒▓▓▓▓▓▓▓▓▒▒▓▓▓▓▓▓▓▓▓▓▒▒▒▒░░▒▒▒▒▒▒▒▒▓▓▓▓▓▓██▓▓▒▒▒▒░░▒▒▒▒▓▓██▓▓▓▓▒▒▒▒▒▒▒▒▒▒██▓▓▓▓▓▓▓▓████████████▓▓▓▓▓▓▓▓▓▓██▒▒▒▒▒▒▒▒▒▒▒▒▒▒▒▒▓▓▒▒▒▒▒▒▒▒▒▒▒▒▒▒▒▒▒▒▒▒▒▒▒▒
▒▒████████▓▓▓▓▓▓▓▓▓▓▓▓▓▓▓▓▓▓▓▓▓▓▓▓▒▒▓▓▓▓▓▓▓▓▓▓▓▓▒▒▒▒▒▒▓▓▓▓░░▒▒▓▓▓▓▓▓▓▓▓▓▓▓▓▓▒▒▒▒░░    ▒▒▒▒▒▒▒▒▒▒██▓▓████▒▒▒▒▒▒▒▒██▓▓██▓▓▒▒▒▒▒▒▒▒▒▒████▓▓▓▓▓▓▓▓▓▓▓▓▓▓▓▓██▓▓██▓▓▓▓▓▓▓▓██▒▒▒▒▒▒▒▒▒▒▒▒▒▒▒▒▒▒▒▒▓▓▒▒▒▒▒▒▒▒▒▒▒▒▒▒▒▒▒▒▒▒
▒▒▒▒██████▓▓▓▓▓▓▓▓▓▓▓▓▓▓▓▓▓▓▓▓▓▓▓▓▓▓▓▓▓▓▓▓▓▓▓▓▓▓▓▓▒▒▒▒░░░░░░░░▒▒▓▓▓▓▓▓▓▓▓▓▒▒░░  ▒▒░░░░▒▒▒▒▒▒▒▒▒▒▓▓██▓▓██▒▒▒▒▒▒▒▒▓▓▒▒▒▒▒▒▒▒▒▒▒▒▒▒▒▒▓▓▓▓▓▓▓▓▓▓▓▓▓▓▓▓▓▓▓▓██████▓▓▓▓▓▓▒▒▒▒▒▒▒▒▒▒▒▒▒▒▒▒▒▒▒▒▒▒▒▒▒▒▒▒▒▒▒▒▒▒▒▒▒▒▒▒▒▒▒▒▒▒
▒▒▒▒▒▒▓▓▓▓▓▓▓▓▓▓▓▓▓▓▓▓▓▓▓▓▓▓▓▓▓▓▓▓▓▓▓▓▓▓▓▓▓▓▓▓▓▓▓▓▒▒▒▒▒▒░░░░░░▓▓▓▓▓▓▓▓▒▒░░░░▒▒  ░░  ░░░░░░░░▒▒▒▒▒▒▒▒▒▒██▓▓▓▓▓▓▒▒▒▒▒▒▒▒▓▓▒▒▒▒▒▒▒▒▓▓▒▒██▒▒▒▒▓▓▓▓▓▓▓▓██▓▓▓▓▓▓██▓▓▒▒▒▒▒▒▒▒▒▒▒▒▒▒▒▒▒▒▒▒▒▒▒▒▒▒▒▒▒▒▒▒▒▒▒▒▒▒▒▒▒▒▒▒▒▒▒▒▒▒
▒▒▒▒▒▒▒▒▓▓▓▓▓▓▓▓▓▓▓▓▓▓▓▓▓▓▓▓▓▓▓▓▓▓▓▓▓▓▓▓▓▓▓▓▓▓▓▓██▓▓▒▒▒▒░░░░▓▓▓▓██▒▒▒▒░░  ░░▓▓▓▓░░    ░░  ░░░░▒▒▒▒▒▒▒▒▒▒▓▓▒▒████▓▓▒▒▒▒██▒▒▒▒▒▒▒▒▒▒▓▓██▒▒▒▒▒▒██▓▓▓▓▓▓▓▓▓▓▓▓▓▓██▓▓▒▒▒▒▒▒▒▒▒▒▒▒▒▒▒▒▒▒▒▒▒▒▒▒▒▒▒▒▒▒▒▒▒▒▒▒▒▒▒▒▒▒▒▒▒▒▒▒
▒▒▒▒▒▒▒▒▒▒▓▓▓▓▓▓▓▓▓▓▓▓▓▓▓▓▓▓▓▓▓▓▓▓▓▓▓▓▓▓▓▓▓▓▓▓▓▓▓▓▓▓▒▒▒▒▒▒░░▒▒▓▓▒▒▒▒▓▓▒▒▒▒  ░░  ░░░░▒▒▓▓░░░░▒▒▒▒░░▒▒▒▒▒▒▒▒▒▒▒▒██▒▒▒▒██▓▓▓▓▒▒▒▒▒▒▒▒▒▒▓▓▒▒▓▓██▓▓████▓▓██▓▓██▓▓████▒▒▒▒▒▒▒▒▒▒▒▒▒▒▒▒▒▒▒▒▒▒▒▒▒▒▒▒▒▒▒▒▒▒▒▒▒▒▒▒▒▒▒▒▒▒▒▒
▒▒▒▒▒▒▒▒▓▓▓▓▓▓▓▓▓▓▓▓▓▓▓▓▓▓▓▓▓▓▓▓▓▓▓▓▓▓▓▓▓▓▓▓▓▓▓▓▓▓▓▓▓▓▒▒▒▒▒▒▒▒▒▒    ▓▓▓▓  ▒▒▒▒░░▓▓░░▒▒    ░░░░  ▒▒▒▒▒▒▒▒▒▒▒▒▒▒▒▒▒▒██▓▓▒▒▒▒▒▒▒▒▒▒▒▒▒▒▓▓▒▒▓▓▒▒▒▒▒▒▓▓▒▒▒▒▓▓▓▓▓▓▓▓████▒▒▒▒▒▒▒▒▒▒▒▒▒▒▒▒▒▒▒▒▒▒▒▒▒▒▒▒▒▒▒▒▒▒▒▒▒▒▒▒▒▒▒▒▒▒
▒▒▒▒▒▒▒▒▒▒▓▓▒▒▓▓▓▓▓▓▓▓▓▓▓▓▓▓▓▓▓▓▓▓▓▓▓▓▓▓▓▓▓▓▒▒▓▓▓▓▓▓▓▓▒▒▒▒▒▒░░      ░░▓▓▒▒▒▒░░░░░░▒▒░░  ░░▒▒▒▒  ▒▒  ░░▒▒▒▒▒▒▒▒▒▒▒▒██▓▓▒▒██▓▓▒▒▒▒▒▒▒▒▒▒▓▓▓▓██▓▓▒▒████▒▒▒▒▒▒▓▓▓▓██▓▓▒▒▒▒▒▒▒▒▒▒▒▒▒▒▒▒▒▒▒▒▒▒▒▒▒▒▒▒▒▒▒▒▒▒▒▒▒▒▒▒▒▒▒▒▒▒
▒▒▒▒▒▒▒▒▒▒▒▒▒▒▒▒▓▓▒▒▒▒▒▒▓▓▓▓▓▓▓▓▓▓▓▓▓▓▓▓▒▒▒▒▒▒▓▓▓▓▓▓▓▓▒▒░░░░░░    ░░▒▒▒▒░░    ░░░░▒▒▒▒░░░░▒▒▓▓░░  ░░  ░░▒▒▒▒▒▒▒▒▒▒▒▒▓▓▒▒▒▒██▓▓▒▒▒▒▒▒▒▒▒▒▓▓▒▒████▒▒▓▓▒▒▒▒▒▒██▒▒██▓▓▒▒▒▒▒▒▒▒▒▒▒▒▒▒▒▒▒▒▒▒▒▒▒▒▒▒▒▒▒▒▒▒▒▒▒▒▒▒▒▒▒▒▒▒▒▒
▒▒▒▒▒▒▒▒▒▒▒▒▒▒▒▒▒▒▒▒▒▒▓▓▓▓▓▓▓▓▓▓▓▓▓▓▒▒▒▒▒▒▒▒▒▒▒▒▓▓▒▒░░░░░░▒▒      ░░▒▒▓▓░░▓▓    ░░  ▒▒  ░░▓▓▒▒  ░░░░░░  ░░░░▒▒▒▒▒▒▒▒▓▓████▓▓▓▓▓▓▓▓▒▒▒▒▒▒▒▒▓▓▓▓▓▓▓▓▓▓▒▒▒▒▓▓██▒▒▓▓██▒▒▒▒▒▒▒▒▒▒▒▒▒▒▒▒▒▒▒▒▒▒▒▒▒▒▒▒▒▒▒▒▒▒▒▒▒▒▒▒▒▒▒▒▒▒
▒▒▒▒▒▒▒▒▒▒▒▒▒▒▒▒▒▒▒▒▒▒▓▓▓▓▓▓▓▓▓▓▓▓▒▒▒▒▒▒▒▒▒▒▒▒▒▒▒▒▓▓  ▒▒▓▓░░  ░░░░░░▓▓░░░░▒▒░░    ░░  ░░  ▒▒  ░░  ░░  ░░  ░░▒▒▒▒▒▒▒▒▒▒▒▒▒▒▒▒▓▓▓▓▓▓░░▒▒▒▒▒▒▒▒▒▒▓▓██▒▒▒▒▒▒██▒▒▒▒██▓▓▒▒▒▒▒▒▒▒▒▒▒▒▒▒▒▒▒▒▒▒▒▒▒▒▒▒▒▒▒▒▒▒▒▒▒▒▒▒▒▒▒▒▒▒▒▒
▒▒▒▒▒▒▒▒▒▒▒▒▒▒▒▒▒▒▒▒▒▒▒▒▒▒▓▓▓▓▓▓▒▒▒▒▒▒▒▒▒▒▒▒░░░░▒▒▒▒▒▒▒▒░░░░░░░░░░░░    ░░░░░░░░░░░░    ░░░░░░  ░░  ░░      ░░▒▒▒▒▒▒▒▒▒▒▒▒▓▓▓▓▓▓▒▒▒▒░░░░▒▒▒▒▒▒▒▒▒▒▓▓▒▒▓▓▓▓██▓▓██▒▒▒▒▒▒▒▒▒▒▒▒▒▒▒▒▒
copy to clipboard 👍 upvote 👎 downvote
fill: spaces toggle palette ▓→✊🏽
░░░░░░░░░░░░░░░░░░░░░░░░░░░░░░░░░░░░░░░░░░░░░░░░░░░░░░░░░░░░░░░░░░░░░░░░░░░░░░░░░░░░░░░░░░░░░░░░░░░░░░░░░░░░░░░░░░░░░░░░░░░░░░░░░░░░░░░░░░░░░░░░░░░░░░░░░░░░░░░░░░░░░░░░░░░░░░░░░░▒▒▓▓▓▓▓▓▓▓▓▓▒▒▒▒░░░░
░░░░░░░░░░░░░░░░░░░░░░░░░░░░░░░░░░░░░░░░░░░░░░░░░░░░░░░░░░░░░░░░░░░░░░░░░░░░░░░░░░░░░░░░░░░░░░░░░░░░░░░░░░░░░░░░░░░░░░░░░░░░░░░░░░░░░░░░░░░░░░░░░░░░░░░░░░░░░░░░░░░░░░░░░░░░░░░░░░▒▒▒▒▒▒▓▓▒▒▓▓▓▓▒▒▒▒▓▓
░░░░░░░░░░░░░░░░░░░░░░░░░░░░░░░░░░░░░░░░░░░░░░░░░░░░░░░░░░                                      ░░░░                            ░░░░░░    ░░░░░░░░░░░░░░░░░░░░░░░░░░░░░░░░░░░░░░▒▒▓▓▓▓▒▒▒▒▒▒▓▓▓▓▒▒▒▒▓▓
░░░░░░░░░░░░░░░░░░░░░░░░░░░░░░░░░░░░░░░░░░░░░░░░░░░░                                                                                            ░░░░░░░░░░░░░░░░░░░░░░░░░░░░░░▒▒▒▒▓▓▒▒▒▒▓▓▓▓▓▓▓▓▒▒▒▒▒▒
░░░░░░░░░░░░░░░░░░░░░░░░░░░░░░░░░░░░░░░░░░░░░░░░░░░░░░░░░░░░░░        ░░░░      ░░░░░░░░░░░░░░░░░░░░░░░░                                        ░░░░░░░░░░░░░░░░░░░░░░░░░░░░░░▒▒▒▒▒▒▒▒▒▒▓▓▓▓▓▓▓▓▒▒▒▒▒▒
░░░░▒▒░░░░░░░░▒▒░░░░░░▒▒▒▒▒▒▒▒░░▒▒▒▒▒▒░░░░  ░░░░░░                                                ░░░░░░░░░░░░░░░░░░░░░░░░░░░░░░░░░░░░░░░░░░░░░░░░░░░░░░░░░░░░░░░░░░░░░░░░░░░░▒▒░░▓▓▒▒▓▓▓▓▓▓▓▓▓▓▒▒▒▒▒▒
░░░░▒▒░░▒▒░░▓▓▒▒▒▒░░▒▒▓▓▒▒▓▓▒▒▒▒▒▒▓▓▒▒▒▒▒▒▒▒░░▒▒▒▒░░░░    ░░  ░░                                                          ░░░░░░░░░░░░░░░░░░░░░░░░░░░░░░░░░░░░░░░░░░░░░░░░░░░░▒▒▓▓▒▒▓▓▓▓▓▓▓▓▓▓▒▒▒▒▒▒▒▒
▒▒▓▓▓▓▓▓▒▒▓▓▒▒▓▓▒▒▓▓▓▓▓▓▓▓▓▓▒▒▓▓▒▒▒▒▓▓▒▒▒▒▒▒▒▒▒▒▒▒▒▒▒▒▒▒▒▒▒▒░░▒▒▒▒▒▒░░                                                                  ░░              ░░░░░░░░░░░░░░░░░░░░░░▒▒▒▒▓▓▓▓▓▓▓▓▓▓▓▓▓▓▓▓▒▒░░
▓▓▓▓▓▓▒▒▒▒▓▓▓▓▓▓▓▓▒▒▒▒▒▒▓▓▒▒▒▒▓▓▒▒▓▓▒▒▒▒▒▒▒▒▒▒▒▒▒▒▒▒▒▒▒▒▒▒▒▒▒▒▒▒▒▒▒▒▒▒▒▒▒▒                                                                  ░░░░░░░░░░░░░░░░░░░░░░░░░░░░░░▒▒▒▒▒▒▓▓▓▓▒▒▒▒▓▓▓▓▓▓▒▒▒▒▒▒▒▒
▓▓▒▒▓▓▓▓▓▓▓▓▓▓▓▓▓▓▓▓▒▒▒▒▒▒▒▒▒▒▒▒▒▒▓▓▓▓▒▒▒▒▒▒▒▒▒▒▒▒▒▒▒▒▒▒▒▒▒▒▒▒▒▒▒▒▒▒▒▒▒▒▒▒▒▒▒▒░░                                                              ░░░░░░░░░░░░░░░░░░░░░░░░░░▒▒▓▓▒▒▒▒▒▒▒▒▓▓▒▒▓▓██▒▒▓▓▓▓▓▓▓▓
▒▒▓▓▒▒▒▒▓▓▓▓▒▒▓▓▒▒▓▓▓▓▒▒▒▒▒▒▒▒▒▒▒▒▒▒▒▒▒▒▒▒▒▒▒▒▒▒▒▒▒▒░░▒▒▒▒▒▒▒▒▒▒▒▒▓▓▒▒▒▒▒▒▒▒▒▒▒▒▒▒░░                                                                  ░░░░░░░░░░░░░░░░▒▒░░▒▒▓▓▓▓▒▒▒▒▒▒▒▒▒▒██▓▓██▓▓▓▓██
▒▒▒▒▒▒▒▒▓▓▓▓▓▓▒▒▒▒▒▒▒▒▓▓▒▒▒▒▓▓▒▒▒▒▒▒▓▓▒▒▒▒▒▒▒▒▒▒▒▒▒▒▒▒▒▒▒▒▒▒▒▒▒▒▒▒▓▓▒▒▒▒▒▒▒▒▒▒▒▒▒▒▒▒▒▒░░                                                                  ░░░░░░░░░░░░▒▒▒▒░░▓▓▒▒▒▒▓▓▒▒▓▓▓▓▓▓▓▓▓▓▓▓▓▓▓▓
▒▒▒▒▒▒▓▓▓▓▓▓▒▒▒▒▒▒▒▒▓▓▓▓▒▒▓▓▒▒▒▒▒▒▒▒▒▒▒▒▒▒▒▒▒▒▒▒▒▒▒▒▒▒▒▒▒▒▒▒▒▒▒▒▒▒▒▒▒▒▒▒▒▒▒▒▒▒▒▒▒▒▒▒▒▒▒▒▒▒░░                                                                ░░░░░░░░░░▒▒▒▒▒▒▒▒▒▒▒▒▓▓▓▓▓▓▓▓▓▓▓▓██▓▓▓▓▓▓
▓▓▒▒▒▒▓▓▓▓▓▓▒▒▓▓▒▒▒▒▒▒▓▓▒▒▒▒▓▓▓▓▓▓▓▓▓▓▒▒▒▒▒▒▒▒▒▒▒▒▒▒▒▒▒▒▒▒▒▒▒▒▒▒▒▒▒▒▒▒▒▒▒▒▓▓▒▒▒▒▒▒▒▒▒▒▒▒▒▒▒▒▒▒░░░░░░                    ░░░░░░▒▒░░▒▒▒▒░░░░░░░░░░░░░░░░          ░░░░░░░░▓▓▒▒░░▓▓▓▓▓▓▓▓▓▓▓▓▓▓▓▓▓▓▓▓▓▓▒▒
▓▓▓▓▓▓▒▒▒▒▒▒▒▒▒▒▒▒▒▒▒▒▒▒▒▒▓▓▓▓▒▒▒▒▓▓▒▒▓▓▓▓▒▒▒▒▒▒▒▒▒▒▒▒▒▒▒▒▒▒▒▒▒▒▒▒▒▒▒▒▒▒▒▒▓▓▒▒▒▒▒▒▒▒▒▒▒▒▒▒▒▒▒▒▒▒▒▒░░▒▒░░░░▒▒░░░░▒▒▒▒▒▒▒▒▒▒▒▒▒▒░░░░▒▒░░░░░░░░▒▒░░░░▒▒░░░░░░▒▒▒▒░░░░░░░░░░▒▒░░▒▒██▓▓▓▓██▓▓▓▓██▓▓████▓▓▓▓
▓▓▒▒▒▒▒▒▒▒▒▒▒▒▓▓▓▓▒▒▒▒▓▓▓▓▓▓▓▓▒▒▓▓▒▒▒▒▒▒▒▒▓▓▒▒▒▒▒▒▒▒▒▒▒▒▒▒▒▒▒▒▒▒░░▒▒░░▒▒░░▒▒░░░░▒▒▒▒▒▒▒▒▒▒▒▒▒▒▒▒▒▒▒▒▒▒▒▒░░░░░░░░░░▒▒░░░░░░░░░░▓▓▒▒▓▓░░░░░░░░░░░░░░░░▒▒░░░░▒▒░░░░▒▒▒▒▒▒▒▒▒▒▓▓▓▓▓▓▓▓▓▓▓▓▓▓▓▓▓▓██████▓▓▓▓
▓▓▒▒▓▓▒▒▒▒▒▒▒▒▓▓▓▓▓▓▓▓▓▓▓▓▓▓▓▓▓▓▓▓▓▓▓▓▓▓▒▒▓▓▒▒▒▒▒▒▒▒▒▒▒▒▒▒▒▒▒▒▒▒▒▒▒▒▒▒▒▒░░░░▒▒▒▒░░░░░░▒▒▒▒▒▒▒▒▒▒▒▒▒▒▒▒▒▒░░░░░░░░░░░░░░░░░░░░▒▒▓▓▓▓▓▓░░▒▒░░░░▒▒▒▒░░░░░░░░▒▒░░▒▒▒▒▓▓▓▓▓▓▒▒▒▒▓▓▓▓▓▓▓▓▓▓▓▓▒▒▓▓▓▓██▓▓▓▓▓▓▓▓
▓▓▓▓▓▓▓▓▓▓▒▒▓▓▓▓▒▒▒▒▓▓▓▓▓▓▓▓▓▓▒▒▓▓▓▓▓▓▒▒▒▒▓▓▒▒▓▓▒▒▒▒▒▒▒▒▒▒▒▒▒▒▒▒▒▒▒▒▒▒▒▒▒▒▒▒▒▒▒▒▒▒▒▒▒▒▒▒▒▒▒▒▒▒▒▒▒▒▒▒▒▒▒▒▒▒▒▒░░▒▒░░░░░░░░░░░░▒▒▓▓▓▓██▒▒░░░░░░░░░░▒▒▒▒▒▒░░░░▓▓▓▓▓▓▓▓▓▓▒▒▒▒▓▓▓▓▓▓▓▓██████▓▓▓▓▓▓████▓▓▓▓▓▓
▒▒▓▓▓▓▓▓▓▓▓▓▓▓▓▓▓▓▓▓▓▓▓▓▓▓▓▓▓▓▓▓▓▓▓▓▓▓▓▓▒▒▒▒▒▒▒▒▒▒▓▓▓▓▒▒▒▒▒▒▒▒▒▒▒▒▒▒▒▒▒▒▒▒▒▒▒▒▒▒▒▒▒▒▒▒▒▒▒▒▒▒▒▒▒▒▒▒▒▒▒▒▒▒▒▒▒▒▒▒░░░░░░░░▒▒░░░░▒▒▓▓▓▓██▓▓░░░░░░░░░░░░░░░░░░▒▒▓▓▓▓▓▓▓▓▓▓▓▓▓▓▓▓▓▓██▓▓████████▓▓████████▓▓▓▓
▓▓▓▓▓▓▓▓▓▓▓▓▓▓▓▓▓▓▓▓▓▓▓▓▓▓▓▓▓▓▓▓▓▓▓▓▓▓▓▓▓▓▒▒▒▒▒▒▒▒▒▒▒▒▓▓▒▒▒▒▒▒▒▒▒▒▒▒▒▒▒▒▒▒▒▒▒▒▒▒▒▒▒▒▒▒▒▒▒▒▒▒▒▒▒▒▒▒▒▒▒▒▒▒▒▒▒▒▒▒▒▒▒▒▒▒▒▒░░░░░░▓▓▒▒▓▓▓▓▓▓░░▒▒▒▒░░░░░░░░░░▒▒██▓▓▓▓▓▓▓▓▓▓▓▓▓▓▓▓▓▓██████▓▓▓▓▓▓▓▓████████▓▓██
▓▓▓▓▓▓▓▓▓▓▓▓▓▓▓▓▓▓▓▓▓▓▓▓▓▓▓▓▓▓▓▓▓▓▓▓▓▓▓▓▓▓▓▓▒▒▒▒▒▒▒▒▒▒▓▓▓▓▒▒▓▓▒▒▓▓▓▓▓▓▓▓▒▒▒▒▒▒▒▒▒▒▒▒▒▒▒▒▒▒▒▒▒▒▒▒▒▒▒▒▒▒▒▒▒▒▓▓▒▒▒▒▒▒▒▒▒▒▒▒░░░░▒▒▓▓▒▒██▓▓▒▒▓▓▓▓▒▒░░░░░░░░▒▒▓▓▓▓▓▓▓▓▓▓▓▓▓▓▓▓▓▓████████▓▓▓▓▓▓▓▓████▓▓██████
▓▓▓▓▓▓▓▓▓▓▓▓▓▓▓▓▓▓▓▓▓▓▓▓▓▓▓▓▓▓▓▓▓▓▓▓▓▓▓▓▓▓▓▓▒▒▒▒▒▒▒▒▒▒▓▓▓▓▓▓▓▓▓▓▓▓▓▓▓▓▓▓▓▓▓▓▒▒▓▓▒▒░░▒▒▒▒▒▒▓▓▒▒▒▒▓▓▓▓▓▓▒▒▒▒▒▒▒▒▒▒▒▒▓▓▒▒▒▒▒▒▒▒░░▒▒▓▓██▓▓▓▓▓▓▓▓▓▓▒▒░░░░▒▒▒▒▓▓▒▒▒▒▒▒▓▓▓▓▓▓▓▓▓▓▓▓████▓▓▓▓▓▓▓▓▓▓██▓▓████▓▓▓▓
▒▒▒▒▒▒▒▒▒▒▒▒▒▒▒▒▒▒▒▒▓▓▓▓▒▒▒▒▒▒▒▒▓▓▓▓▒▒▓▓▒▒▒▒▒▒░░░░░░░░░░░░▒▒░░░░░░░░░░░░░░░░░░░░░░░░░░░░░░░░░░░░░░░░░░░░░░░░░░░░▒▒▓▓▒▒▓▓▒▒░░░░▓▓▒▒▓▓▒▒▓▓▓▓▓▓▓▓▒▒▒▒▓▓▒▒▒▒▒▒▓▓░░░░░░░░░░░░░░▒▒▓▓▓▓▓▓░░▓▓▒▒▓▓▓▓██▓▓▒▒▒▒▒▒
▒▒▒▒▒▒▒▒▒▒▒▒▒▒▒▒▒▒▒▒▒▒▒▒▒▒▒▒▒▒▒▒▒▒▒▒▒▒▒▒▒▒░░▒▒▒▒░░░░▒▒▒▒▒▒▒▒░░▒▒▒▒▒▒▒▒▒▒▒▒▒▒▒▒▒▒▒▒▒▒▒▒░░▒▒▒▒░░░░░░▒▒░░░░░░░░░░░░░░░░░░░░░░░░░░▓▓▒▒██▒▒░░▒▒▓▓▓▓▒▒▓▓▒▒▒▒░░░░░░░░░░▒▒░░░░░░░░░░▒▒████▒▒▒▒▒▒▒▒▒▒▒▒▓▓▒▒▓▓▓▓
▒▒▒▒▒▒▒▒▒▒▒▒▒▒▒▒▒▒▒▒▒▒▒▒▒▒▒▒▒▒░░▒▒░░░░░░░░░░▒▒▒▒▒▒▒▒▒▒▒▒▒▒░░░░░░░░░░░░░░░░░░░░░░░░░░░░░░░░░░░░░░░░▒▒░░▒▒▒▒▒▒▒▒▒▒▒▒▒▒░░░░░░░░▒▒▒▒▒▒▒▒▒▒▒▒▒▒▓▓▓▓▓▓▓▓▓▓▒▒▒▒▒▒▒▒▒▒░░░░░░░░░░▒▒▒▒▓▓██▓▓▓▓▓▓▓▓▓▓▓▓▓▓▓▓▓▓██▓▓
▒▒▒▒▒▒▒▒▒▒▒▒▒▒▒▒▒▒▒▒▒▒▒▒▒▒▒▒▒▒▒▒▒▒░░░░▒▒▒▒▒▒▒▒▒▒▒▒▒▒▒▒▒▒▒▒▒▒▒▒▒▒▒▒▒▒▒▒▒▒▒▒▒▒▒▒▒▒▒▒▒▒▒▒▒▒▒▒▒▒░░▒▒░░░░▒▒▒▒▒▒▒▒▒▒▒▒▒▒░░▒▒░░░░░░░░░░░░▒▒▒▒▓▓▒▒████▓▓▓▓▒▒▒▒▒▒▒▒▒▒▒▒▒▒▒▒▒▒▒▒▓▓▒▒▓▓▓▓████████████████████████
▒▒▒▒▒▒▒▒▒▒▒▒▒▒▒▒▒▒▒▒▒▒▒▒▒▒▒▒▒▒▒▒▒▒▒▒▒▒▒▒░░░░▒▒░░▒▒░░▒▒▒▒▒▒▒▒▒▒▒▒▒▒▒▒▒▒▒▒░░▒▒▒▒▒▒▒▒░░▒▒▒▒▒▒▒▒░░░░░░░░▒▒░░░░░░░░░░░░░░░░░░░░░░░░░░░░░░▓▓▒▒▒▒▒▒▒▒▒▒▒▒░░▒▒▒▒▒▒▒▒▓▓▓▓▒▒▒▒▒▒▒▒▓▓▓▓▓▓██████████▓▓████████████
▓▓▒▒▓▓▓▓▒▒▒▒▒▒▒▒▒▒▒▒▒▒▒▒▒▒▒▒▒▒▒▒▒▒▒▒▒▒▒▒▒▒▒▒▒▒▒▒░░▒▒▒▒▒▒▒▒▒▒▒▒▒▒▒▒▒▒▒▒▒▒▒▒░░▒▒▒▒▒▒▒▒▒▒▒▒▒▒▒▒▒▒▒▒▒▒▒▒▓▓▒▒▒▒▒▒▒▒▒▒░░▒▒▒▒▒▒▒▒▒▒░░▒▒░░▒▒▒▒▒▒░░▒▒▒▒░░░░░░░░░░░░░░░░░░░░░░░░░░▒▒▒▒▒▒▓▓▓▓▓▓▓▓▓▓▓▓██▓▓██████▓▓
▒▒▒▒▒▒▒▒▒▒▒▒▒▒▒▒▒▒▒▒▒▒▒▒▒▒▒▒▒▒░░▒▒░░░░░░░░░░░░░░░░░░░░░░░░░░▒▒▒▒░░▒▒░░░░░░░░░░▒▒▒▒▒▒▒▒▒▒░░▒▒▒▒▒▒▒▒▒▒▒▒▒▒░░░░░░▒▒▒▒▒▒░░░░▒▒▒▒▒▒▒▒▒▒▒▒░░░░▒▒▒▒▒▒▒▒░░░░░░░░░░░░░░░░░░░░░░░░░░░░░░░░░░░░░░░░░░░░░░░░▒▒░░░░
▒▒▓▓▓▓▓▓▓▓▓▓▓▓▒▒▒▒▒▒▒▒▒▒▒▒▒▒▒▒▒▒▒▒▒▒░░░░░░▒▒▒▒░░░░░░▒▒▒▒▒▒▓▓▓▓▓▓▓▓▓▓▒▒▒▒▒▒▓▓▓▓▓▓▓▓▓▓▓▓▓▓▓▓▒▒▒▒░░░░░░░░░░░░░░░░▒▒▓▓▓▓▒▒▒▒▒▒▒▒▒▒▒▒░░░░░░░░░░░░▒▒▒▒▒▒▒▒▒▒▒▒▒▒▒▒▒▒▒▒▒▒▒▒▒▒▒▒▓▓▒▒▒▒▓▓▓▓▒▒▓▓▒▒▓▓▒▒▒▒▒▒▒▒▒▒▒▒
▒▒▓▓▓▓▓▓▒▒▒▒▒▒▒▒▒▒▒▒▒▒▒▒▒▒▓▓▓▓▓▓▒▒▒▒▒▒▒▒▒▒▒▒▒▒▒▒▒▒▒▒▒▒▒▒░░░░░░▒▒▒▒▒▒▒▒▒▒▒▒▒▒▒▒▒▒▒▒▒▒▒▒▒▒▒▒▒▒▒▒▒▒▒▒▒▒▒▒▒▒▒▒▒▒▓▓▒▒▒▒▒▒▒▒▒▒▒▒▒▒▒▒▒▒▒▒▒▒░░▒▒▒▒▓▓▒▒▒▒▓▓▒▒░░░░▒▒▒▒▒▒▒▒▒▒▒▒░░░░░░░░▒▒░░▒▒▒▒▒▒▒▒▒▒▒▒▒▒▒▒▒▒▒▒▒▒
▓▓▓▓▒▒▓▓▓▓▓▓▓▓▓▓▓▓▓▓▓▓▒▒▒▒▓▓▓▓▓▓▓▓▓▓▓▓▓▓▓▓▓▓▓▓▒▒░░░░░░░░░░░░░░▒▒░░░░░░░░░░░░░░░░░░░░░░▒▒▓▓▒▒▒▒▒▒▒▒▓▓▓▓░░▒▒▒▒▓▓▒▒▒▒▓▓▒▒▒▒▒▒▒▒░░▒▒▒▒▒▒▒▒░░░░▒▒▒▒░░▒▒▒▒░░░░▒▒▒▒▒▒░░░░░░▒▒░░▒▒░░░░▒▒▒▒░░░░░░▒▒▒▒▒▒▒▒░░░░░░
▒▒▒▒▒▒▒▒▓▓▓▓▒▒▒▒▒▒▒▒▒▒▒▒▒▒▒▒▒▒▒▒▒▒▒▒▒▒▒▒░░▒▒▒▒▒▒▒▒▒▒▒▒▒▒░░░░▒▒▒▒▒▒▒▒▓▓▓▓▓▓▒▒▒▒░░▒▒▒▒▒▒▒▒▒▒▒▒▒▒▒▒░░░░░░▓▓██▓▓▓▓▓▓▒▒▒▒▒▒▒▒▒▒░░▒▒▒▒▒▒▒▒░░░░▒▒░░░░░░░░▒▒▒▒░░░░░░▒▒▒▒▒▒▒▒▒▒▒▒▒▒▒▒▒▒░░▒▒▒▒▒▒▒▒▒▒▒▒▒▒░░▒▒▒▒▒▒
▒▒▒▒▒▒▓▓▓▓▓▓▓▓▓▓▓▓▓▓▓▓▒▒▒▒▒▒░░▒▒▒▒▒▒▒▒░░░░░░▒▒▒▒░░▒▒▒▒▓▓▓▓▓▓▒▒▓▓▓▓▒▒▒▒▒▒▒▒░░▒▒▒▒▒▒▒▒▒▒▒▒▒▒▒▒▒▒░░░░▒▒▓▓▓▓▓▓▓▓▓▓▓▓▓▓▓▓▓▓▒▒░░▒▒▒▒▒▒▒▒▒▒░░░░░░▒▒░░▒▒▒▒░░▒▒░░░░░░▒▒▒▒▒▒▒▒▒▒░░▒▒▓▓░░▒▒▒▒░░▒▒░░▒▒▒▒▓▓▒▒▒▒▒▒▒▒
▒▒▓▓▓▓▓▓▓▓▓▓▒▒▒▒░░░░░░▒▒░░▒▒▒▒▒▒▒▒▒▒▒▒▒▒▒▒▒▒▓▓▓▓▓▓▓▓▓▓▓▓▓▓▓▓▓▓▓▓▒▒▒▒▒▒▒▒▒▒▒▒▒▒▒▒▒▒▒▒▒▒▒▒░░▒▒▒▒▒▒▓▓▓▓▓▓▓▓▓▓▓▓▓▓▓▓▓▓▓▓▒▒░░▒▒▒▒▒▒▒▒▒▒░░░░▒▒░░░░░░▒▒░░░░░░░░░░░░░░▒▒▒▒▒▒▒▒░░░░░░▒▒░░▒▒░░░░▒▒▒▒▒▒▒▒▒▒░░░░▒▒
▓▓▒▒▒▒▒▒▒▒▒▒▒▒▒▒▒▒▒▒▒▒▒▒░░░░░░░░░░▒▒▓▓▓▓▓▓▓▓▓▓▓▓▓▓▓▓▓▓▓▓▓▓▓▓▒▒░░▒▒▒▒▒▒▒▒▒▒▒▒▒▒▒▒▒▒▒▒▒▒▒▒░░▒▒▒▒▓▓▓▓▓▓▓▓▓▓▓▓▓▓▓▓▓▓▓▓▓▓░░▒▒▒▒▒▒▒▒▒▒▒▒▒▒░░░░░░▒▒  ░░▒▒▒▒▒▒░░░░░░░░▒▒▒▒▒▒▒▒▒▒▒▒▒▒▒▒▒▒░░▒▒▒▒░░▒▒░░▒▒▒▒▒▒▒▒▒▒
▓▓▓▓▓▓▒▒▒▒▒▒▒▒▒▒▒▒▒▒▒▒░░░░▒▒▒▒▒▒▒▒▒▒▒▒▒▒▒▒▒▒▒▒▒▒▒▒▒▒▒▒▒▒░░░░▒▒▒▒▒▒▒▒▒▒▒▒▒▒▒▒▒▒▒▒░░░░▒▒▒▒▓▓▓▓▓▓▓▓▓▓▓▓▓▓▓▓▓▓▓▓▓▓▓▓▒▒░░▒▒▒▒▒▒▒▒▒▒▒▒▒▒░░▒▒▒▒▒▒░░░░░░▒▒▒▒▒▒▒▒▓▓▒▒▒▒░░░░▒▒▒▒░░░░▒▒░░░░▓▓░░▒▒▒▒▓▓▒▒▒▒▒▒░░▒▒░░
▓▓▓▓▓▓▓▓▓▓▓▓▓▓▒▒▒▒▒▒▒▒▒▒▒▒▒▒▒▒▒▒▒▒▒▒▒▒▒▒▒▒▒▒▒▒░░░░▒▒▒▒▒▒▒▒▒▒▒▒▒▒▒▒▒▒▒▒▒▒▒▒░░░░▒▒░░▒▒▒▒▓▓▓▓▓▓▓▓▓▓▓▓▓▓▓▓▒▒▓▓▒▒▓▓▒▒▒▒▒▒▒▒▒▒▒▒░░▒▒░░▒▒▒▒▒▒▒▒░░░░░░▒▒░░░░▒▒▒▒▒▒░░▒▒▒▒▒▒░░▒▒▒▒▒▒▒▒▒▒░░▒▒▒▒▒▒▒▒▒▒▒▒▒▒▒▒▒▒▒▒▒▒
██▓▓▒▒▒▒▒▒▒▒▒▒▓▓▓▓▓▓▓▓▓▓▒▒▒▒▒▒▒▒▒▒▒▒▒▒░░░░░░▒▒▒▒░░▒▒▒▒▒▒▒▒▓▓▒▒▒▒▒▒▒▒▒▒░░░░░░░░▒▒▒▒▒▒▒▒▒▒▒▒▒▒▒▒▒▒▒▒▒▒▒▒▒▒▒▒▒▒▒▒░░░░░░▒▒▒▒░░▒▒░░░░░░▒▒▒▒▒▒░░  ▒▒▒▒▒▒▒▒▒▒░░░░▒▒▒▒░░░░▒▒▒▒▒▒▒▒▒▒▒▒░░▒▒▒▒▒▒▒▒▒▒▒▒▒▒▒▒▒▒▒▒▒▒
▒▒▒▒▓▓▓▓▓▓██▓▓▓▓▓▓██▓▓██████████▓▓▓▓▒▒▒▒░░▒▒▓▓▒▒▓▓▓▓▓▓▓▓▓▓▓▓▒▒▒▒▒▒░░▒▒▒▒░░▒▒▒▒▒▒▒▒▒▒▒▒▒▒▒▒░░░░▒▒▒▒▒▒░░░░░░▒▒▒▒░░░░░░░░░░░░░░░░░░░░▒▒░░▒▒  ░░▒▒░░░░▒▒▒▒▒▒▒▒▒▒▒▒▒▒▒▒▒▒▓▓▒▒░░▒▒▒▒▒▒░░░░▒▒▒▒▒▒▒▒▒▒▒▒▒▒▓▓▓▓
▓▓▓▓▓▓▓▓▓▓▓▓▓▓▓▓▓▓▓▓▓▓▓▓▓▓▓▓▒▒▒▒▒▒▒▒░░▒▒▒▒▒▒▒▒▒▒▒▒▓▓▓▓▒▒▒▒▒▒▒▒░░░░▒▒░░▒▒▒▒▒▒▒▒▒▒▒▒▒▒░░▒▒▒▒░░▒▒▒▒░░░░░░░░▒▒▒▒░░░░░░░░░░░░░░  ░░░░░░▒▒▒▒▒▒    ▒▒░░░░▓▓▓▓▒▒░░░░░░▒▒▒▒▒▒▒▒▒▒▒▒▒▒▒▒▒▒▒▒▒▒▒▒▓▓▓▓▒▒▒▒▓▓▒▒▒▒▒▒
▓▓▓▓▓▓▓▓▓▓▓▓▓▓▓▓▓▓▓▓▓▓▒▒▒▒▒▒▒▒░░▒▒▒▒▒▒▒▒▒▒▒▒▒▒▒▒▒▒▒▒▓▓▒▒▒▒▒▒▒▒▒▒▒▒▒▒▒▒▒▒░░▒▒▒▒▒▒▒▒░░░░▒▒▒▒░░░░░░░░░░░░░░░░░░░░░░░░░░░░░░░░  ░░░░░░░░░░▒▒    ░░▒▒░░▒▒▒▒▒▒▒▒▒▒▓▓▒▒▓▓▒▒░░░░▒▒░░░░▒▒▒▒▒▒░░▒▒▒▒▒▒▒▒▒▒▓▓▒▒░░
▓▓▓▓▓▓▓▓▓▓▓▓▓▓▓▓▓▓▓▓▒▒▒▒▒▒▒▒▒▒▒▒▒▒▒▒▒▒▓▓▒▒▒▒▒▒░░▒▒▒▒▒▒▒▒▒▒░░▒▒▒▒▒▒▒▒▒▒▒▒▒▒▒▒▒▒▒▒▒▒▒▒▒▒▒▒▒▒▒▒░░░░░░░░░░░░░░░░░░░░▒▒░░░░░░░░░░░░░░░░▒▒░░▒▒  ░░▒▒▒▒▒▒░░░░░░▒▒▒▒▒▒▒▒▓▓▒▒▒▒▒▒▒▒▒▒▓▓▒▒▓▓▒▒▓▓▓▓▒▒▓▓▒▒▒▒▒▒▒▒▒▒
▓▓▓▓▓▓▓▓▓▓▒▒▒▒▒▒▒▒▒▒▒▒▓▓▓▓▓▓▒▒▒▒▓▓▓▓▒▒▒▒▓▓▓▓▒▒▒▒░░▒▒▒▒░░▒▒▒▒▒▒▒▒▒▒▒▒▒▒░░▒▒▒▒▒▒▒▒▒▒▒▒▒▒▒▒▒▒▒▒░░▒▒░░░░░░░░░░▒▒▒▒░░░░░░░░░░  ░░░░░░▒▒░░▒▒    ░░░░░░▒▒▒▒▒▒▒▒░░▒▒▒▒▒▒▒▒▒▒▓▓▓▓▓▓▓▓▒▒▒▒▒▒▒▒▒▒▓▓▒▒▒▒▓▓▓▓▒▒▒▒▒▒
▓▓▓▓▓▓▒▒▒▒▒▒▒▒▒▒▒▒▒▒▒▒▒▒▒▒▒▒▒▒▒▒▒▒▒▒▒▒▓▓▒▒▒▒▒▒▒▒▒▒░░░░░░░░░░░░░░░░░░░░░░░░░░▒▒░░░░░░░░▒▒░░░░░░░░░░░░░░░░▒▒▒▒░░░░░░░░░░░░░░░░░░░░▒▒░░▒▒░░  ░░░░░░▒▒▒▒▓▓▒▒▒▒▓▓▒▒▓▓▒▒▒▒▒▒▒▒░░░░▓▓▒▒▒▒▒▒▒▒▓▓▒▒▒▒▒▒▒▒▒▒▒▒▓▓
▓▓▓▓▓▓▒▒▒▒▒▒▒▒▒▒▒▒▒▒▒▒▒▒▒▒▒▒▒▒▒▒▒▒▒▒▒▒▒▒▒▒▒▒▒▒▒▒▒▒▒▒▒▒▒▒░░░░░░░░░░░░░░░░░░░░░░░░░░░░░░░░░░░░▒▒░░▒▒░░░░░░░░░░░░░░░░  ░░░░░░░░▒▒▒▒░░▒▒▒▒░░  ▒▒▒▒░░▒▒▓▓▒▒▒▒▒▒██▓▓▓▓▓▓▓▓▓▓▓▓▓▓▒▒▓▓▓▓██▓▓▓▓▓▓▒▒▒▒▓▓▒▒▓▓▓▓▓▓
▓▓▓▓▓▓▓▓▓▓▓▓▓▓▓▓▓▓▓▓▓▓▓▓▓▓▓▓▓▓▓▓▓▓▒▒▒▒░░░░▒▒▒▒▒▒▒▒▒▒▒▒▒▒▒▒▒▒▒▒▒▒▒▒▒▒▒▒▒▒▒▒▒▒▒▒▒▒▒▒▒▒▒▒▒▒▒▒▒▒▒▒▒▒▒▒▒▒▒▒▒▒░░▒▒▒▒▒▒░░░░▒▒▒▒▒▒▒▒▒▒▒▒▒▒▓▓░░  ▒▒▒▒▒▒░░▒▒▒▒▒▒▒▒░░░░▒▒▒▒▒▒▒▒▒▒▒▒▒▒▒▒▒▒▒▒▒▒▒▒▒▒▓▓▒▒▒▒▒▒▒▒▒▒▒▒▒▒
██▓▓▓▓██▓▓▓▓██▓▓████▓▓▓▓▓▓▓▓▓▓▓▓▒▒▒▒░░░░▒▒▒▒▒▒▒▒▒▒▒▒▒▒▒▒▒▒▒▒▒▒▒▒▒▒▒▒▒▒▒▒▒▒▒▒▒▒▒▒▒▒▒▒▒▒░░░░▒▒▒▒▒▒▒▒▒▒▒▒▓▓▒▒▒▒░░▒▒░░░░░░░░░░░░▒▒▒▒▒▒░░░░░░▒▒░░▒▒░░░░░░▒▒▒▒▒▒▒▒▒▒▒▒▒▒▒▒▒▒▓▓▒▒░░▒▒▒▒▓▓▓▓▒▒▒▒▓▓▓▓▓▓▓▓▓▓▓▓▓▓
██▓▓▓▓▓▓▓▓██▓▓██▓▓▓▓▓▓▓▓▓▓▒▒▒▒▒▒░░░░▒▒▒▒▒▒▒▒▒▒▒▒▒▒▒▒▒▒▒▒▒▒▒▒▒▒▒▒▒▒▒▒▒▒▒▒▒▒▒▒▒▒▒▒▒▒▒▒▒▒▒▒▒▒▓▓▓▓▒▒▒▒▒▒▒▒▒▒▒▒▒▒▒▒▒▒▒▒░░░░░░  ▒▒▒▒▒▒▒▒░░░░░░░░▒▒▒▒▒▒▒▒▒▒▒▒▒▒▒▒▒▒▒▒▒▒▒▒▒▒▓▓▒▒▒▒▒▒▒▒▒▒▓▓▒▒▒▒▒▒▒▒▒▒▒▒▒▒▓▓▒▒▒▒
▓▓▓▓▓▓▓▓▓▓██████████▓▓▒▒░░▒▒▒▒▒▒▒▒▒▒▒▒▒▒▒▒▒▒▒▒▒▒▒▒▒▒▒▒▒▒▒▒▒▒▒▒▒▒▒▒▒▒▒▒▒▒▒▒▒▒▒▒▒▒▒▒▒▒▒▒▒▒▒▒▒▒▒▒▒▒▒▒▒▒▒▒▒▒▒▒▒▒▓▓░░▒▒░░░░░░░░▒▒▒▒▒▒▒▒░░░░▒▒▒▒▒▒▒▒░░▒▒▒▒▒▒▒▒▓▓▒▒▒▒▒▒▓▓▒▒▒▒▒▒▒▒▓▓▒▒██▒▒▒▒▒▒▒▒▒▒▒▒▒▒▓▓▓▓▒▒▓▓
▓▓▓▓▓▓▓▓▓▓▓▓▓▓▓▓▒▒▒▒▒▒▒▒▒▒▒▒▒▒▒▒▒▒▒▒▒▒▒▒▒▒▒▒▒▒▒▒▒▒